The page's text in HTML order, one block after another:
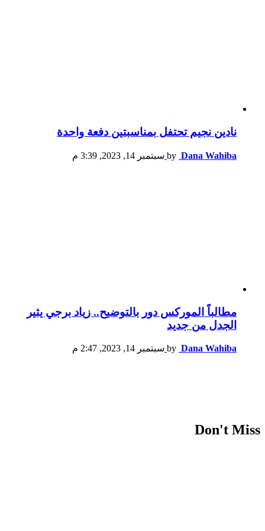
نادين نجيم تحتفل بمناسبتين دفعة واحدة
by Dana Wahiba سبتمبر 14, 2023, 3:39 م
مطالباً الموركس دور بالتوضيح.. زياد برجي يثير
الجدل من جديد
by Dana Wahiba سبتمبر 14, 2023, 2:47 م
Don't Miss